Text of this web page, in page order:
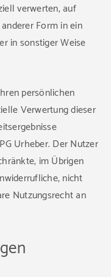
verwerten, auf
Form in ein
in sonstiger Weise
persönlichen
Verwertung dieser
Urheber. Der Nutzer
im Übrigen
nicht
Nutzungsrecht an